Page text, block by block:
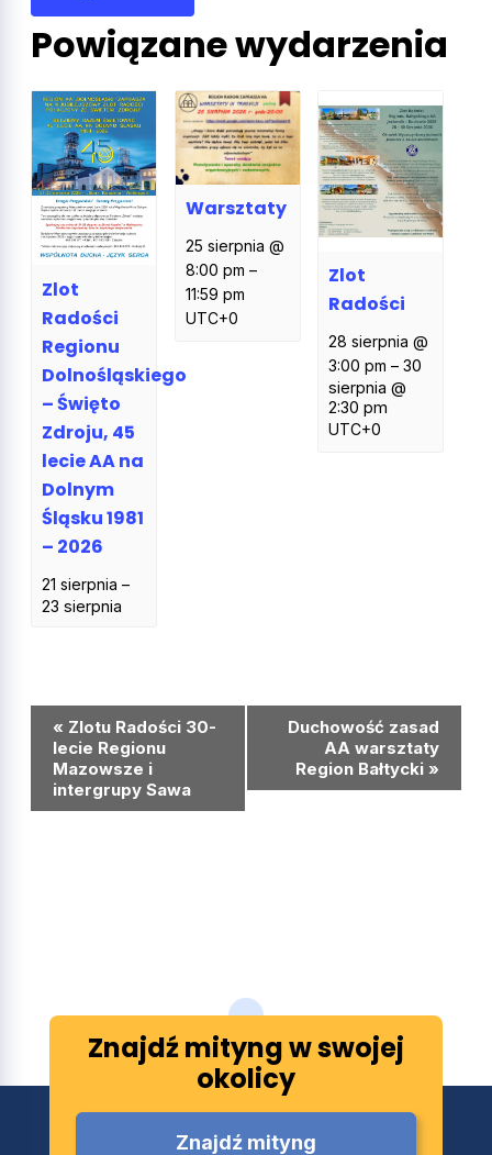
Powiązane wydarzenia
Zlot
Radości
Regionu
Dolnośląskiego
– Święto
Zdroju, 45
lecie AA na
Dolnym
Śląsku 1981
– 2026
21 sierpnia –
23 sierpnia
Warsztaty
25 sierpnia @
8:00 pm –
11:59 pm
UTC+0
Zlot
Radości
28 sierpnia @
3:00 pm –30
sierpnia @
2:30 pm
UTC+0
Wydarzenie
Nawigacja
« Zlotu Radości 30-
lecie Regionu
Mazowsze i
intergrupy Sawa
Duchowość zasad
AA warsztaty
Region Bałtycki »
Znajdź mityng w swojej
okolicy
Znajdź mityng